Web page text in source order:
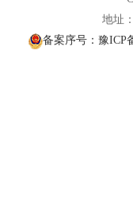
地址
备案序号：豫ICP